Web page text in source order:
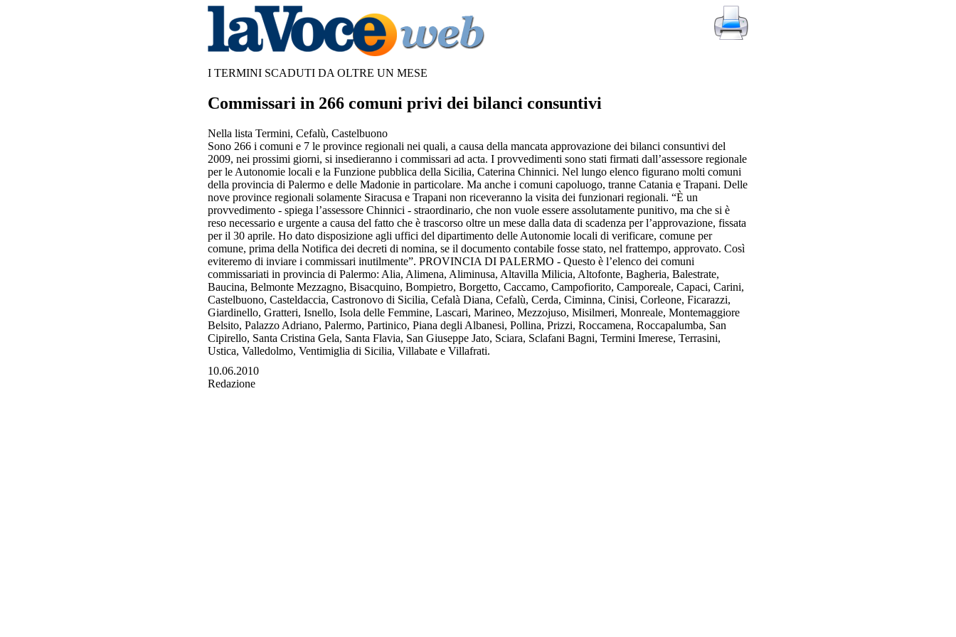
I TERMINI SCADUTI DA OLTRE UN MESE
Commissari in 266 comuni privi dei bilanci consuntivi
Nella lista Termini, Cefalù, Castelbuono
Sono 266 i comuni e 7 le province regionali nei quali, a causa della mancata approvazione dei bilanci consuntivi del
2009, nei prossimi giorni, si insedieranno i commissari ad acta. I provvedimenti sono stati firmati dall’assessore regionale
per le Autonomie locali e la Funzione pubblica della Sicilia, Caterina Chinnici. Nel lungo elenco figurano molti comuni
della provincia di Palermo e delle Madonie in particolare. Ma anche i comuni capoluogo, tranne Catania e Trapani. Delle
nove province regionali solamente Siracusa e Trapani non riceveranno la visita dei funzionari regionali. “È un
provvedimento - spiega l’assessore Chinnici - straordinario, che non vuole essere assolutamente punitivo, ma che si è
reso necessario e urgente a causa del fatto che è trascorso oltre un mese dalla data di scadenza per l’approvazione, fissata
per il 30 aprile. Ho dato disposizione agli uffici del dipartimento delle Autonomie locali di verificare, comune per
comune, prima della Notifica dei decreti di nomina, se il documento contabile fosse stato, nel frattempo, approvato. Così
eviteremo di inviare i commissari inutilmente”. PROVINCIA DI PALERMO - Questo è l’elenco dei comuni
commissariati in provincia di Palermo: Alia, Alimena, Aliminusa, Altavilla Milicia, Altofonte, Bagheria, Balestrate,
Baucina, Belmonte Mezzagno, Bisacquino, Bompietro, Borgetto, Caccamo, Campofiorito, Camporeale, Capaci, Carini,
Castelbuono, Casteldaccia, Castronovo di Sicilia, Cefalà Diana, Cefalù, Cerda, Ciminna, Cinisi, Corleone, Ficarazzi,
Giardinello, Gratteri, Isnello, Isola delle Femmine, Lascari, Marineo, Mezzojuso, Misilmeri, Monreale, Montemaggiore
Belsito, Palazzo Adriano, Palermo, Partinico, Piana degli Albanesi, Pollina, Prizzi, Roccamena, Roccapalumba, San
Cipirello, Santa Cristina Gela, Santa Flavia, San Giuseppe Jato, Sciara, Sclafani Bagni, Termini Imerese, Terrasini,
Ustica, Valledolmo, Ventimiglia di Sicilia, Villabate e Villafrati.
10.06.2010
Redazione